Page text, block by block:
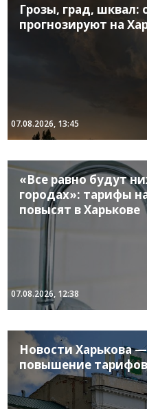
Грозы, град, шквал:
прогнозируют на
07.08.2026, 13:45
«Все равно будут
городах»: тарифы
повысят в Харькове
07.08.2026, 12:38
Новости Харькова —
повышение